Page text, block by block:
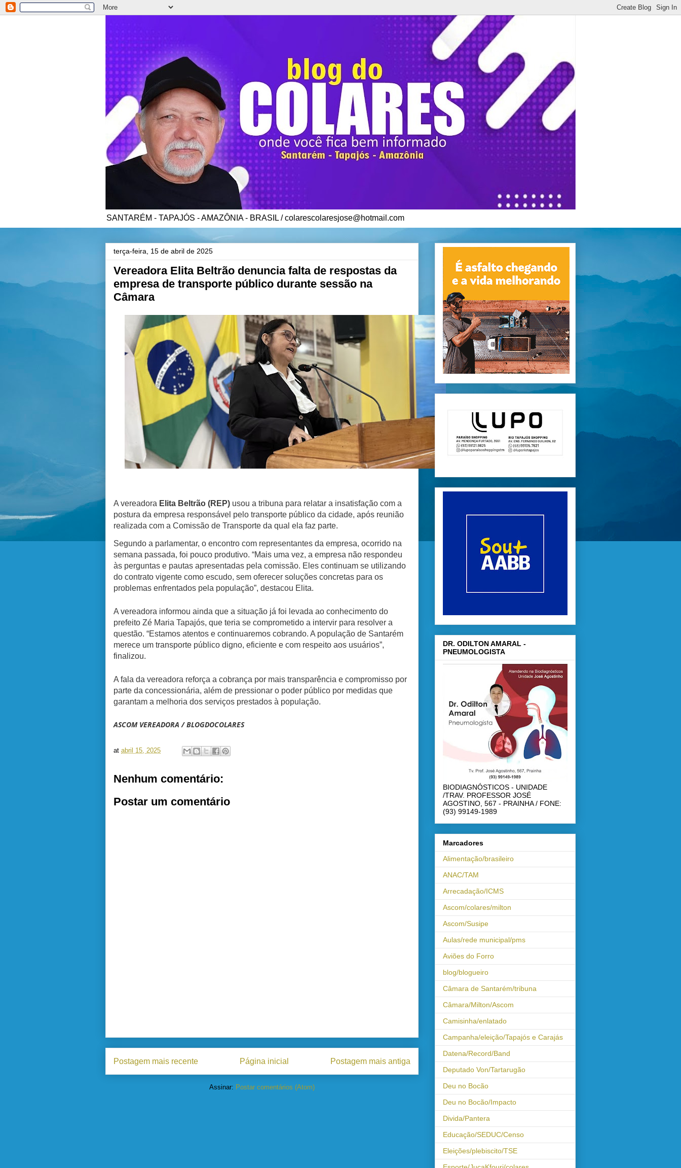
SANTARÉM - TAPAJÓS - AMAZÔNIA - BRASIL / colarescolaresjose@hotmail.com
terça-feira, 15 de abril de 2025
Vereadora Elita Beltrão denuncia falta de respostas da
empresa de transporte público durante sessão na
Câmara
A vereadora Elita Beltrão (REP) usou a tribuna para relatar a insatisfação com a
postura da empresa responsável pelo transporte público da cidade, após reunião
realizada com a Comissão de Transporte da qual ela faz parte.
Segundo a parlamentar, o encontro com representantes da empresa, ocorrido na
semana passada, foi pouco produtivo. “Mais uma vez, a empresa não respondeu
às perguntas e pautas apresentadas pela comissão. Eles continuam se utilizando
do contrato vigente como escudo, sem oferecer soluções concretas para os
problemas enfrentados pela população”, destacou Elita.
A vereadora informou ainda que a situação já foi levada ao conhecimento do
prefeito Zé Maria Tapajós, que teria se comprometido a intervir para resolver a
questão. “Estamos atentos e continuaremos cobrando. A população de Santarém
merece um transporte público digno, eficiente e com respeito aos usuários”,
finalizou.
A fala da vereadora reforça a cobrança por mais transparência e compromisso por
parte da concessionária, além de pressionar o poder público por medidas que
garantam a melhoria dos serviços prestados à população.
ASCOM VEREADORA / BLOGDOCOLARES
at abril 15, 2025
Nenhum comentário:
Postar um comentário
Postagem mais recente Postagem mais antiga
Página inicial
Assinar: Postar comentários (Atom)
DR. ODILTON AMARAL -
PNEUMOLOGISTA
BIODIAGNÓSTICOS - UNIDADE
/TRAV. PROFESSOR JOSÉ
AGOSTINO, 567 - PRAINHA / FONE:
(93) 99149-1989
Marcadores
Alimentação/brasileiro
ANAC/TAM
Arrecadação/ICMS
Ascom/colares/milton
Ascom/Susipe
Aulas/rede municipal/pms
Aviões do Forro
blog/blogueiro
Câmara de Santarém/tribuna
Câmara/Milton/Ascom
Camisinha/enlatado
Campanha/eleição/Tapajós e Carajás
Datena/Record/Band
Deputado Von/Tartarugão
Deu no Bocão
Deu no Bocão/Impacto
Divida/Pantera
Educação/SEDUC/Censo
Eleições/plebiscito/TSE